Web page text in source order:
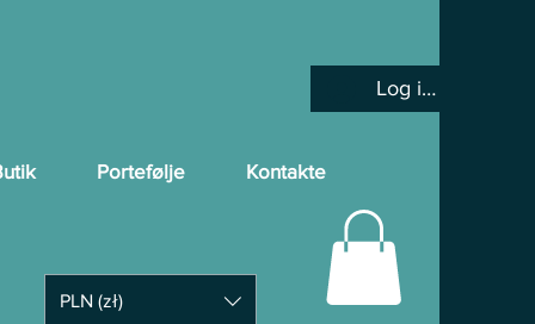
Portefølje Kontakte
Log ind
PLN (zł)